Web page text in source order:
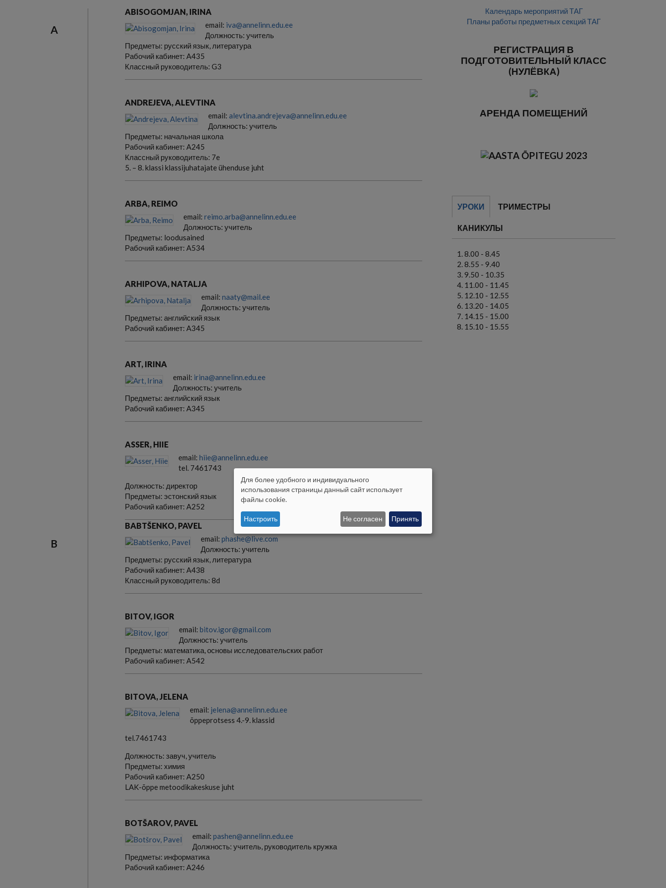
A
ABISOGOMJAN, IRINA
email: iva@annelinn.edu.ee
Должность: учитель
Предметы: русский язык, литература
Рабочий кабинет: A435
Классный руководитель: G3
ANDREJEVA, ALEVTINA
email: alevtina.andrejeva@annelinn.edu.ee
Должность: учитель
Предметы: начальная школа
Рабочий кабинет: A245
Классный руководитель: 7e
5. – 8. klassi klassijuhatajate ühenduse juht
ARBA, REIMO
email: reimo.arba@annelinn.edu.ee
Должность: учитель
Предметы: loodusained
Рабочий кабинет: A534
ARHIPOVA, NATALJA
email: naaty@mail.ee
Должность: учитель
Предметы: английский язык
Рабочий кабинет: A345
ART, IRINA
email: irina@annelinn.edu.ee
Должность: учитель
Предметы: английский язык
Рабочий кабинет: A345
ASSER, HIIE
email: hiie@annelinn.edu.ee
tel. 7461743
Должность: директор
Предметы: эстонский язык
Рабочий кабинет: A252
B
BABTŠENKO, PAVEL
email: phashe@live.com
Должность: учитель
Предметы: русский язык, литература
Рабочий кабинет: A438
Классный руководитель: 8d
BITOV, IGOR
email: bitov.igor@gmail.com
Должность: учитель
Предметы: математика, основы исследовательских работ
Рабочий кабинет: A542
BITOVA, JELENA
email: jelena@annelinn.edu.ee
õppeprotsess 4.-9. klassid
tel.7461743
Должность: завуч, учитель
Предметы: химия
Рабочий кабинет: A250
LAK-õppe metoodikakeskuse juht
BOTŠAROV, PAVEL
email: pashen@annelinn.edu.ee
Должность: учитель, руководитель кружка
Предметы: информатика
Рабочий кабинет: A246
Календарь мероприятий ТАГ
Планы работы предметных секций ТАГ
РЕГИСТРАЦИЯ В
ПОДГОТОВИТЕЛЬНЫЙ КЛАСС
(НУЛЁВКА)
АРЕНДА ПОМЕЩЕНИЙ
УРОКИ ТРИМЕСТРЫ
КАНИКУЛЫ
8.00 - 8.45
8.55 - 9.40
9.50 - 10.35
11.00 - 11.45
12.10 - 12.55
13.20 - 14.05
14.15 - 15.00
15.10 - 15.55
ISIKUANDMETE
JA
KÜPSISTE
KASUTAMINE
Для более удобного и индивидуального
использования страницы данный сайт использует
файлы cookie.
Настроить Не согласен Принять